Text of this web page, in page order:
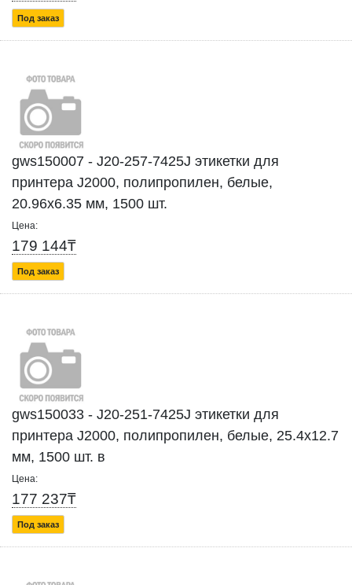
Под заказ
gws150007 - J20-257-7425J этикетки для
принтера J2000, полипропилен, белые,
20.96х6.35 мм, 1500 шт.
Цена:
179 144₸
Под заказ
gws150033 - J20-251-7425J этикетки для
принтера J2000, полипропилен, белые, 25.4х12.7
мм, 1500 шт. в
Цена:
177 237₸
Под заказ